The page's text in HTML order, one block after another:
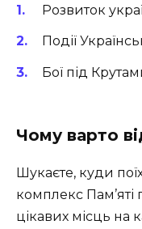
Розвиток
Події
Бої під
Чому варто
Шукаєте, куди
комплекс Пам’яті
цікавих місць на